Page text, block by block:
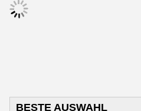
BESTE AUSWAHL